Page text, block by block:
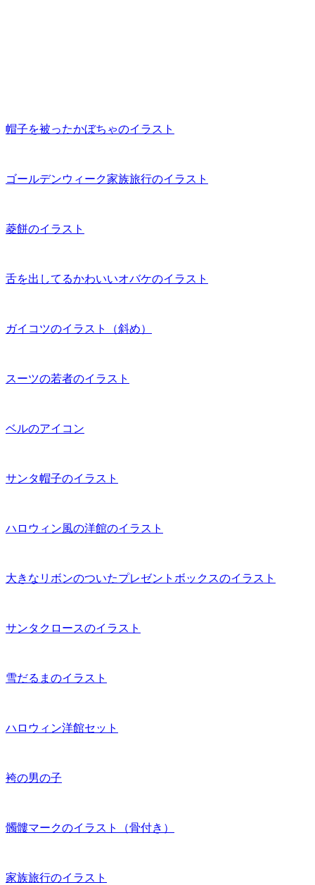
帽子を被ったかぼちゃのイラスト
ゴールデンウィーク家族旅行のイラスト
菱餅のイラスト
舌を出してるかわいいオバケのイラスト
ガイコツのイラスト（斜め）
スーツの若者のイラスト
ベルのアイコン
サンタ帽子のイラスト
ハロウィン風の洋館のイラスト
大きなリボンのついたプレゼントボックスのイラスト
サンタクロースのイラスト
雪だるまのイラスト
ハロウィン洋館セット
袴の男の子
髑髏マークのイラスト（骨付き）
家族旅行のイラスト